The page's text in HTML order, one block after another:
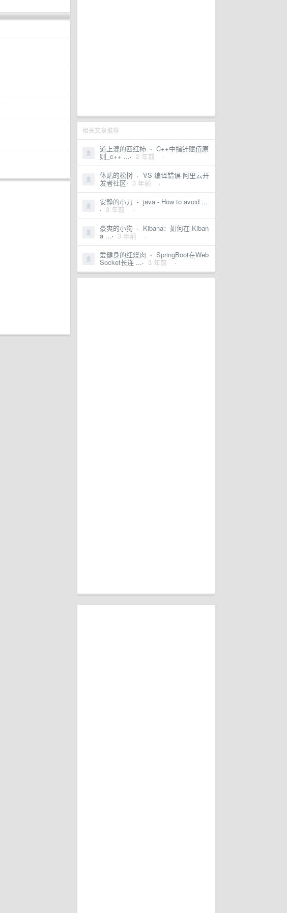
相关文章推荐
道上混的西红柿 · C++中指针赋值原
则_c++ ...· 2 年前 ·
体贴的松树 · VS 编译错误-阿里云开
发者社区· 3 年前 ·
安静的小刀 · java - How to avoid ...
· 3 年前 ·
豪爽的小狗 · Kibana：如何在 Kiban
a ...· 3 年前 ·
爱健身的红烧肉 · SpringBoot在Web
Socket长连 ...· 3 年前 ·